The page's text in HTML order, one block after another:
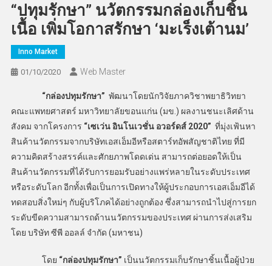
“ปทุมรักษา” นวัตกรรมกล่องเก็บชิ้น
เนื้อ เพิ่มโอกาสรักษา ‘มะเร็งเต้านม’
Inno Market
01/10/2020 Web Master
“กล่องปทุมรักษา” พัฒนาโดยนักวิจัยภาควิชาพยาธิวิทยา
คณะแพทยศาสตร์ มหาวิทยาลัยขอนแก่น (มข.) ผลงานชนะเลิศด้าน
สังคม จากโครงการ “เซเว่น อินโนเวชั่น อวอร์ดส์ 2020” ที่มุ่งเฟ้นหา
สินค้านวัตกรรมจากบริษัทเอสเอ็มอีหรือสตาร์ทอัพสัญชาติไทย ที่มี
ความคิดสร้างสรรค์และศักยภาพโดดเด่น สามารถต่อยอดให้เป็น
สินค้านวัตกรรมที่ได้รับการยอมรับอย่างแพร่หลายในระดับประเทศ
หรือระดับโลก อีกทั้งเพื่อเป็นการเปิดทางให้ผู้ประกอบการเอสเอ็มอีได้
ทดสอบสิ่งใหม่ๆ กับผู้บริโภคได้อย่างถูกต้อง ซึ่งสามารถนำไปสู่การยก
ระดับขีดความสามารถด้านนวัตกรรมของประเทศ ผ่านการส่งเสริม
โดย บริษัท ซีพี ออลล์ จำกัด (มหาชน)
โดย “กล่องปทุมรักษา” เป็นนวัตกรรมเก็บรักษาชิ้นเนื้อผู้ป่วย